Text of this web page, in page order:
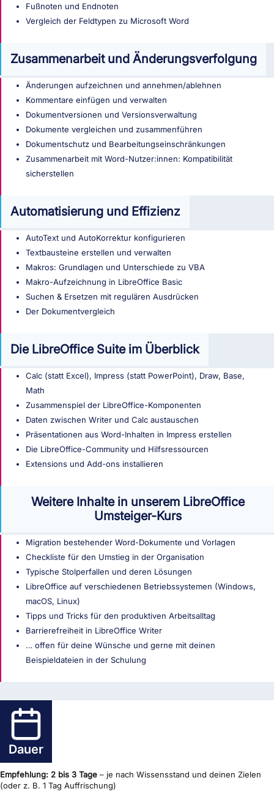
Fußnoten und Endnoten
Vergleich der Feldtypen zu Microsoft Word
Zusammenarbeit und Änderungsverfolgung
Änderungen aufzeichnen und annehmen/ablehnen
Kommentare einfügen und verwalten
Dokumentversionen und Versionsverwaltung
Dokumente vergleichen und zusammenführen
Dokumentschutz und Bearbeitungseinschränkungen
Zusammenarbeit mit Word-Nutzer:innen: Kompatibilität
sicherstellen
Automatisierung und Effizienz
AutoText und AutoKorrektur konfigurieren
Textbausteine erstellen und verwalten
Makros: Grundlagen und Unterschiede zu VBA
Makro-Aufzeichnung in LibreOffice Basic
Suchen & Ersetzen mit regulären Ausdrücken
Der Dokumentvergleich
Die LibreOffice Suite im Überblick
Calc (statt Excel), Impress (statt PowerPoint), Draw, Base,
Math
Zusammenspiel der LibreOffice-Komponenten
Daten zwischen Writer und Calc austauschen
Präsentationen aus Word-Inhalten in Impress erstellen
Die LibreOffice-Community und Hilfsressourcen
Extensions und Add-ons installieren
Weitere Inhalte in unserem LibreOffice
Umsteiger-Kurs
Migration bestehender Word-Dokumente und Vorlagen
Checkliste für den Umstieg in der Organisation
Typische Stolperfallen und deren Lösungen
LibreOffice auf verschiedenen Betriebssystemen (Windows,
macOS, Linux)
Tipps und Tricks für den produktiven Arbeitsalltag
Barrierefreiheit in LibreOffice Writer
… offen für deine Wünsche und gerne mit deinen
Beispieldateien in der Schulung
Dauer
Empfehlung: 2 bis 3 Tage – je nach Wissensstand und deinen Zielen
(oder z. B. 1 Tag Auffrischung)